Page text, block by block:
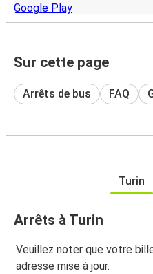
Sur cette page
Arrêts de bus FAQ
Turin
Arrêts à Turin
Veuillez noter que votre
adresse mise à jour.